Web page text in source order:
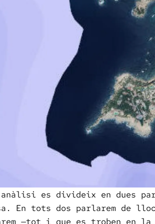
anàlisi es divideix en dues
En tots dos parlarem de
—tot i que es troben en